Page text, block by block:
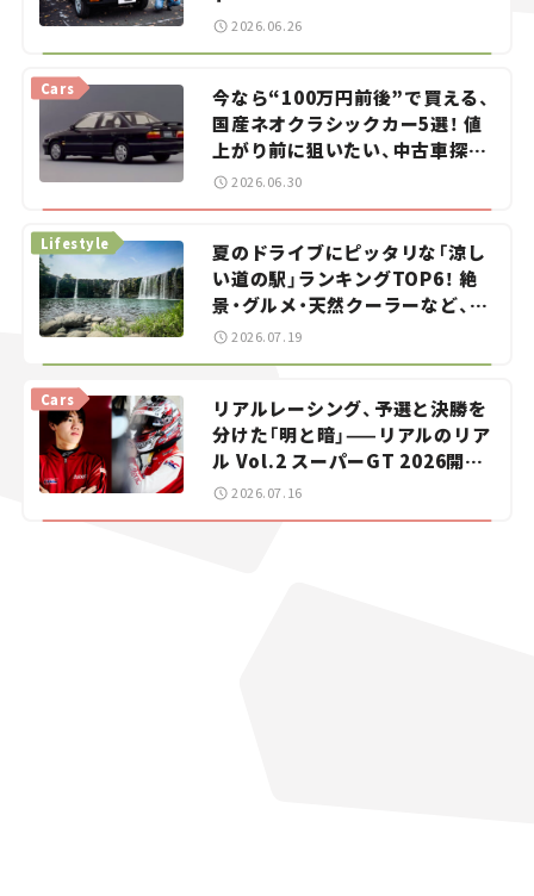
2026.06.26
今なら“100万円前後”で買える、
国産ネオクラシックカー5選！ 値
上がり前に狙いたい、中古車探し
をお手伝い――ちょっとイケてるマ
Cars
2026.06.30
夏のドライブにピッタリな「涼し
い道の駅」ランキングTOP6！ 絶
景・グルメ・天然クーラーなど、避
暑におすすめのスポットを紹介
Lifestyle
2026.07.19
リアルレーシング、予選と決勝を
分けた「明と暗」——リアルのリア
ル Vol.2 スーパーGT 2026開幕
戦 岡山国際サーキット
Cars
2026.07.16